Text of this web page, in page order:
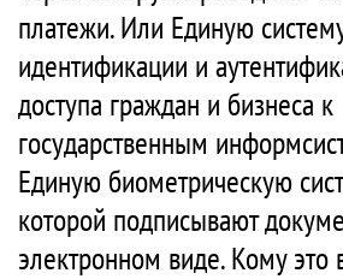
платежи. Или Единую
идентификации и
доступа граждан и бизнеса к
государственным
Единую биометрическую
которой подписывают
электронном виде. Кому это